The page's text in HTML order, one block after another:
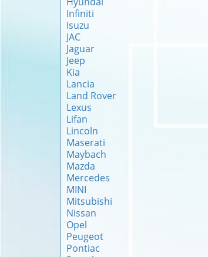
Infiniti
Isuzu
JAC
Jaguar
Jeep
Kia
Lancia
Land Rover
Lexus
Lifan
Lincoln
Maserati
Maybach
Mazda
Mercedes
MINI
Mitsubishi
Nissan
Opel
Peugeot
Pontiac